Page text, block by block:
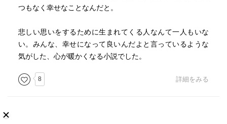
つもなく幸せなことなんだと。
悲しい思いをするために生まれてくる人なんて一人もいな
い。みんな、幸せになって良いんだよと言っているような
気がした、心が暖かくなる小説でした。
8 詳細をみる